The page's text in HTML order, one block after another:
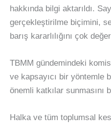
hakkında bilgi aktarıldı.
gerçekleştirilme biçimini,
barış kararlılığını çok
TBMM gündemindeki
ve kapsayıcı bir yöntemle
önemli katkılar sunmasını
Halka ve tüm toplumsal